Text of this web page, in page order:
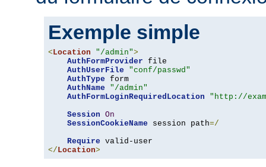
Exemple simple
<Location "/admin">
AuthFormProvider file
AuthUserFile
"conf/passwd"
AuthType form
AuthName
"/admin"
AuthFormLoginRequiredLocation
"http://
Session On
SessionCookieName session path=/
Require
</Location>